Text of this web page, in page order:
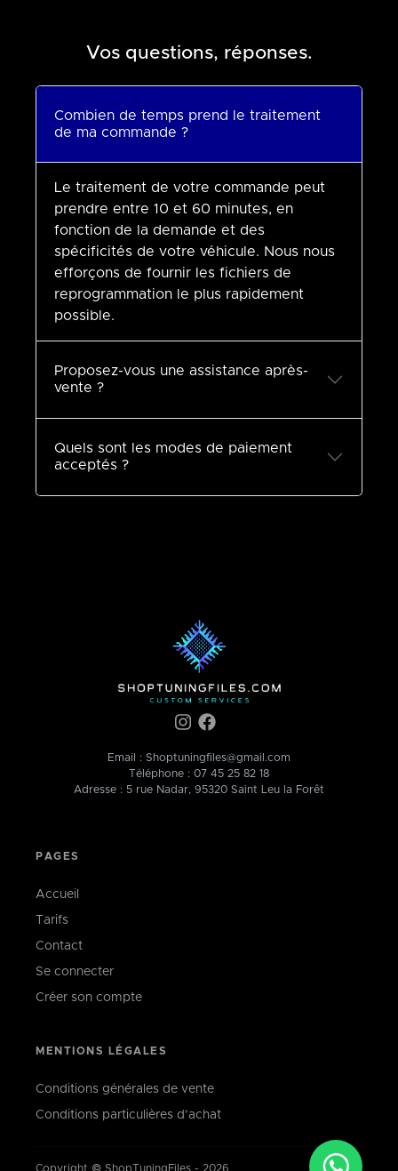
Vos questions, réponses.
Combien de temps prend le traitement
de ma commande ?
Le traitement de votre commande peut
prendre entre 10 et 60 minutes, en
fonction de la demande et des
spécificités de votre véhicule. Nous nous
efforçons de fournir les fichiers de
reprogrammation le plus rapidement
possible.
Proposez-vous une assistance après-
vente ?
Quels sont les modes de paiement
acceptés ?
Email : Shoptuningfiles@gmail.com
Téléphone : 07 45 25 82 18
Adresse : 5 rue Nadar, 95320 Saint Leu la Forêt
PAGES
Accueil
Tarifs
Contact
Se connecter
Créer son compte
MENTIONS LÉGALES
Conditions générales de vente
Conditions particulières d’achat